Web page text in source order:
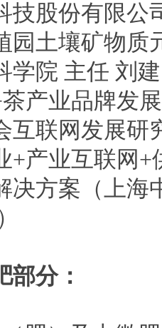
技股份有限公
园土壤矿物
学院 主任 刘
产业品牌发
互联网发展研
+产业互联
决方案（上海
部分：